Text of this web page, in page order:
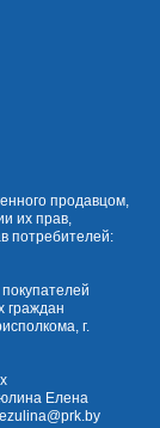
продавцом,
их прав,
потребителей:
граждан
г.
Елена